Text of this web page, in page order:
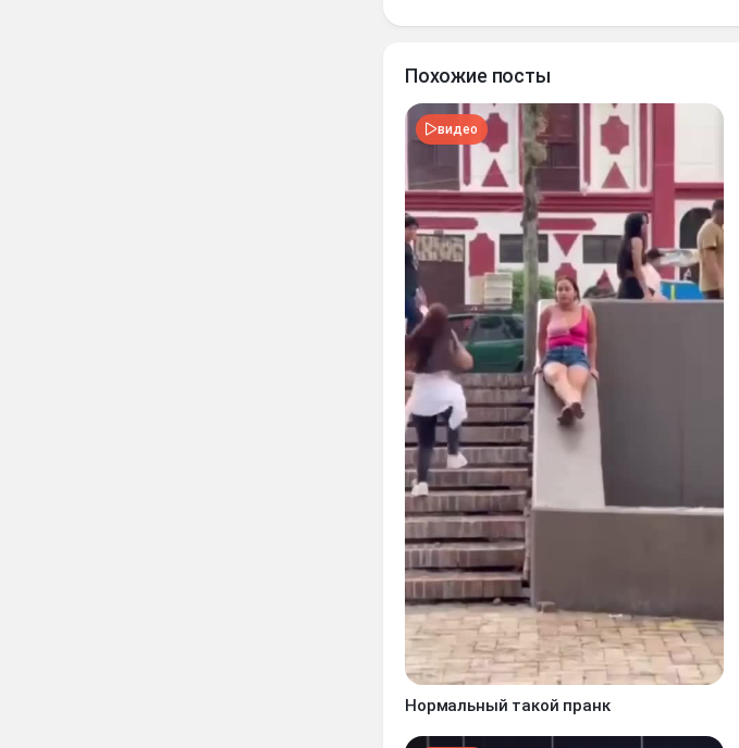
Похожие посты
видео
Нормальный такой пранк